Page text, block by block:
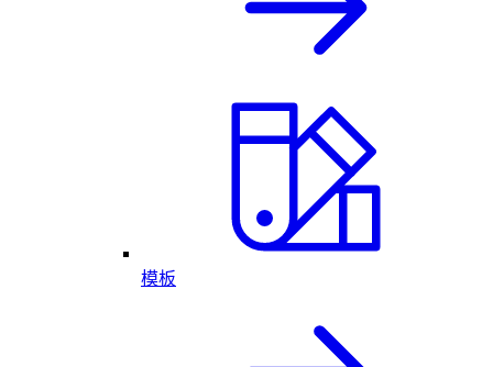
模板